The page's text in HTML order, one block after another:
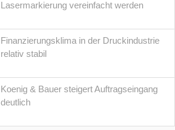
Lasermarkierung vereinfacht werden
Finanzierungsklima in der Druckindustrie
relativ stabil
Koenig & Bauer steigert Auftragseingang
deutlich